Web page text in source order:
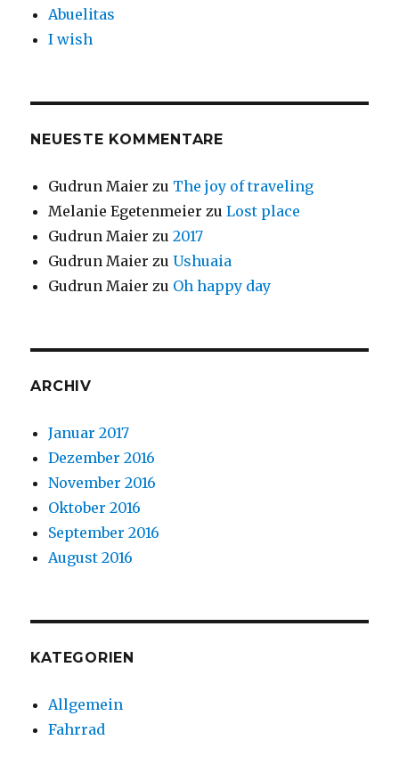
Abuelitas
I wish
NEUESTE KOMMENTARE
Gudrun Maier zu The joy of traveling
Melanie Egetenmeier zuLost place
Gudrun Maier zu2017
Gudrun Maier zuUshuaia
Gudrun Maier zu Oh happy day
ARCHIV
Januar 2017
Dezember 2016
November 2016
Oktober 2016
September 2016
August 2016
KATEGORIEN
Allgemein
Fahrrad